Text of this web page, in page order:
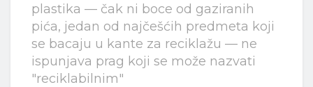
plastika — čak ni boce od gaziranih
pića, jedan od najčešćih predmeta koji
se bacaju u kante za reciklažu — ne
ispunjava prag koji se može nazvati
"reciklabilnim"